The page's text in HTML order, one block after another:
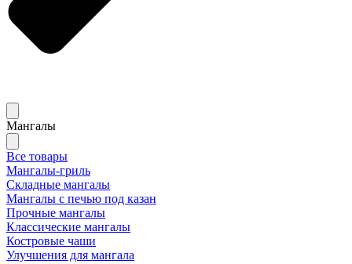
Мангалы
Все товары
Мангалы-гриль
Складные мангалы
Мангалы с печью под казан
Прочные мангалы
Классические мангалы
Костровые чаши
Улучшения для мангала